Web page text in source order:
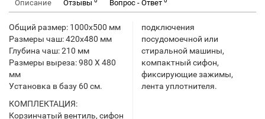
Описание Отзывы Вопрос - Ответ
Общий размер: 1000х500 мм
Размеры чаш: 420х480 мм
Глубина чаш: 210 мм
Размеры выреза: 980 X 480
мм
Установка в базу 60 см.
КОМПЛЕКТАЦИЯ:
Корзинчатый вентиль, сифон
подключения
посудомоечной или
стиральной машины,
компактный сифон,
фиксирующие зажимы,
лента уплотнителя.